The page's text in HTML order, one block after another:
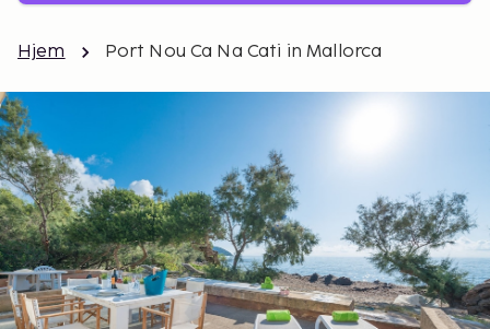
Hjem Port Nou Ca Na Cati in Mallorca